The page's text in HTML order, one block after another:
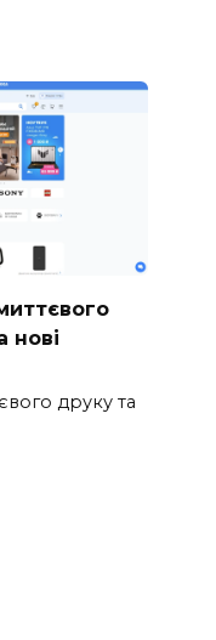
нові
друку та